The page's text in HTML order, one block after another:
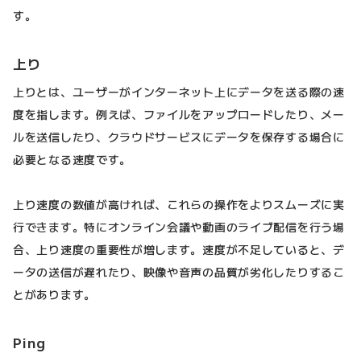
す。
上り
上りとは、ユーザーがインターネット上にデータを送る際の速
度を指します。例えば、ファイルをアップロードしたり、メー
ルを送信したり、クラウドサービスにデータを保存する場合に
必要となる速度です。
上り速度の数値が高ければ、これらの操作をよりスムーズに実
行できます。特にオンライン会議や動画のライブ配信を行う場
合、上り速度の重要性が増します。速度が不足していると、デ
ータの送信が遅れたり、映像や音声の品質が劣化したりするこ
とがあります。
Ping